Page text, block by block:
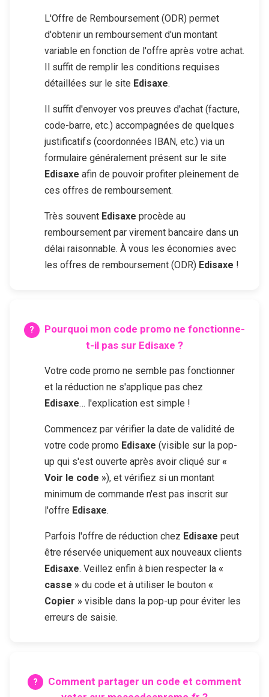
L'Offre de Remboursement (ODR) permet
d'obtenir un remboursement d'un montant
variable en fonction de l'offre après votre achat.
Il suffit de remplir les conditions requises
détaillées sur le site Edisaxe.
Il suffit d'envoyer vos preuves d'achat (facture,
code-barre, etc.) accompagnées de quelques
justificatifs (coordonnées IBAN, etc.) via un
formulaire généralement présent sur le site
Edisaxe afin de pouvoir profiter pleinement de
ces offres de remboursement.
Très souvent Edisaxe procède au
remboursement par virement bancaire dans un
délai raisonnable. À vous les économies avec
les offres de remboursement (ODR) Edisaxe !
Pourquoi mon code promo ne fonctionne-
t-il pas sur Edisaxe ?
Votre code promo ne semble pas fonctionner
et la réduction ne s'applique pas chez
Edisaxe… l'explication est simple !
Commencez par vérifier la date de validité de
votre code promo Edisaxe (visible sur la pop-
up qui s'est ouverte après avoir cliqué sur «
Voir le code »), et vérifiez si un montant
minimum de commande n'est pas inscrit sur
l'offre Edisaxe.
Parfois l'offre de réduction chez Edisaxe peut
être réservée uniquement aux nouveaux clients
Edisaxe. Veillez enfin à bien respecter la «
casse » du code et à utiliser le bouton «
Copier » visible dans la pop-up pour éviter les
erreurs de saisie.
Comment partager un code et comment